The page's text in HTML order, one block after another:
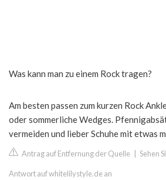
Was kann man zu einem Rock tragen?
Am besten passen zum kurzen Rock
oder sommerliche Wedges.
vermeiden und lieber Schuhe mit etwas
Antrag auf Entfernung der Quelle Sehen
Antwort auf whitelilystyle.de an